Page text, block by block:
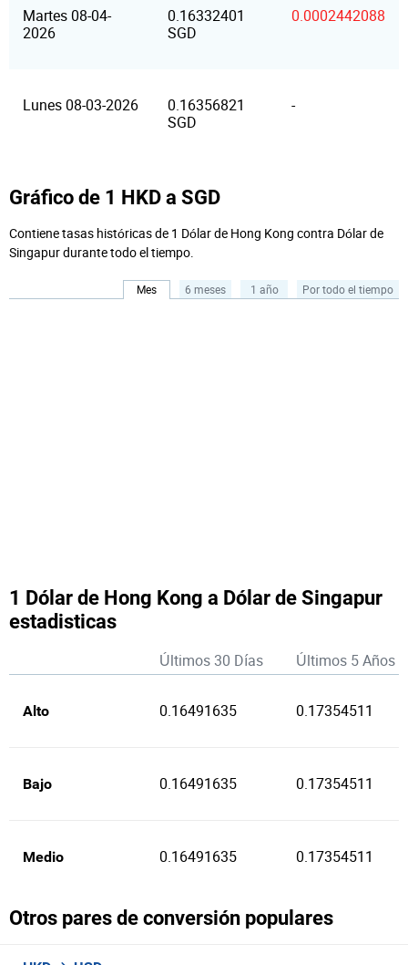
Martes 08-04-
2026
0.16332401
SGD
0.0002442088
Lunes 08-03-2026
0.16356821
SGD
-
Gráfico de 1 HKD a SGD
Contiene tasas históricas de 1 Dólar de Hong Kong contra Dólar de
Singapur durante todo el tiempo.
Mes 6 meses 1 año Por todo el tiempo
1 Dólar de Hong Kong a Dólar de Singapur
estadisticas
Últimos 30 Días Últimos 5 Años
Alto 0.16491635 0.17354511
Bajo 0.16491635 0.17354511
Medio 0.16491635 0.17354511
Otros pares de conversión populares